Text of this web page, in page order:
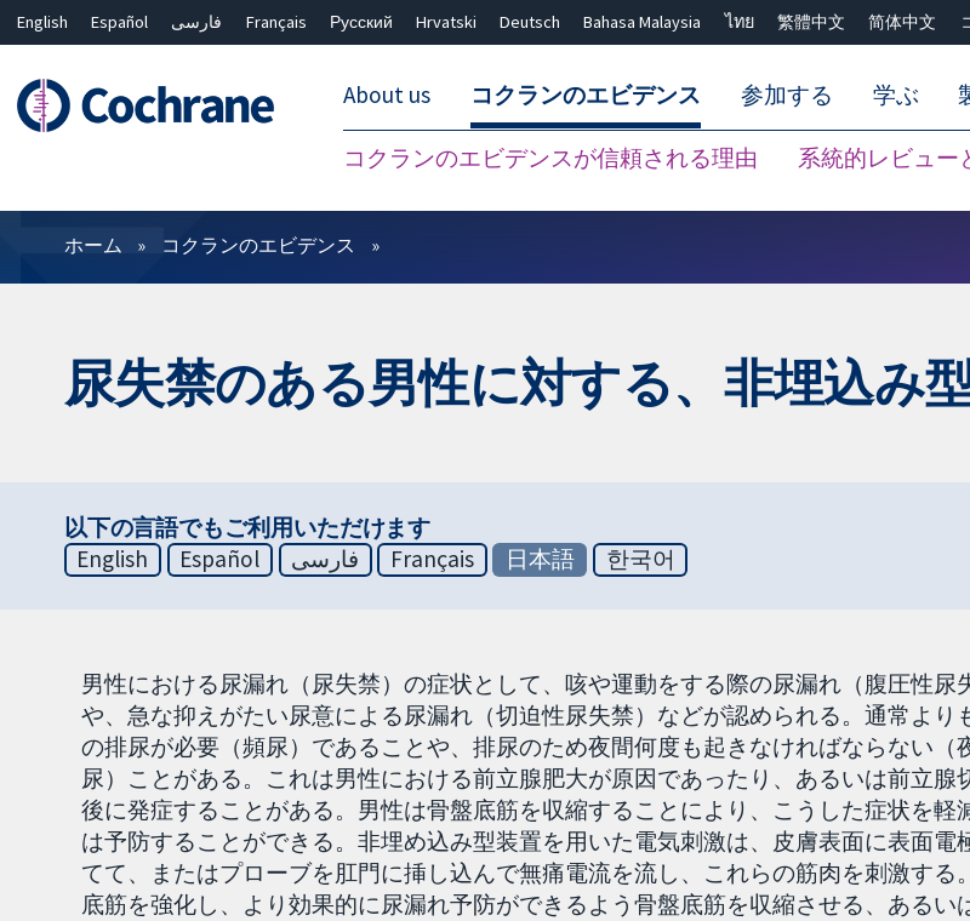
English Español فارسی Français Русский Hrvatski Deutsch Bahasa Malaysia ไทย 繁體中文 简体中文
About us コクランのエビデンス
コクランのエビデンスが信頼される理由 系統的レビュー
参加する 学ぶ
フィルター
ホーム コクランのエビデンス
尿失禁のある男性に対する、非埋込み
以下の言語でもご利用いただけます
English
Español فارسی Français 日本語 한국어
男性における尿漏れ（尿失禁）の症状として、咳や運動をする際の尿漏れ（腹圧性尿
や、急な抑えがたい尿意による尿漏れ（切迫性尿失禁）などが認められる。通常より
の排尿が必要（頻尿）であることや、排尿のため夜間何度も起きなければならない（
尿）ことがある。これは男性における前立腺肥大が原因であったり、あるいは前立腺
後に発症することがある。男性は骨盤底筋を収縮することにより、こうした症状を軽
は予防することができる。非埋め込み型装置を用いた電気刺激は、皮膚表面に表面電
てて、またはプローブを肛門に挿し込んで無痛電流を流し、これらの筋肉を刺激する
底筋を強化し、より効果的に尿漏れ予防ができるよう骨盤底筋を収縮させる、あるい